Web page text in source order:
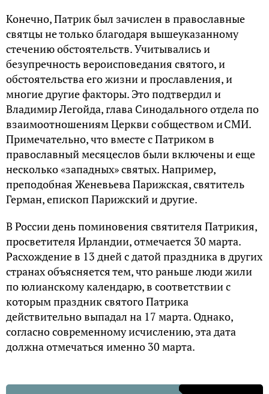
Конечно, Патрик был зачислен в православные
святцы не только благодаря вышеуказанному
стечению обстоятельств. Учитывались и
безупречность вероисповедания святого, и
обстоятельства его жизни и прославления, и
многие другие факторы. Это подтвердил и
Владимир Легойда, глава Синодального отдела по
взаимоотношениям Церкви с обществом и СМИ.
Примечательно, что вместе с Патриком в
православный месяцеслов были включены и еще
несколько «западных» святых. Например,
преподобная Женевьева Парижская, святитель
Герман, епископ Парижский и другие.
В России день поминовения святителя Патрикия,
просветителя Ирландии, отмечается 30 марта.
Расхождение в 13 дней с датой праздника в других
странах объясняется тем, что раньше люди жили
по юлианскому календарю, в соответствии с
которым праздник святого Патрика
действительно выпадал на 17 марта. Однако,
согласно современному исчислению, эта дата
должна отмечаться именно 30 марта.